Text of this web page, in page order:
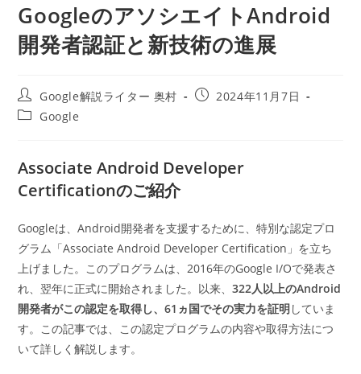
GoogleのアソシエイトAndroid
開発者認証と新技術の進展
投
稿
者:
Google解説ライター 奥村
投
2024年11月7日
投
テ
ゴ
リ
Google
Associate Android Developer
Certificationのご紹介
Googleは、Android開発者を支援するために、特別な認定プロ
グラム「Associate Android Developer Certification」を立ち
上げました。このプログラムは、2016年のGoogle I/Oで発表さ
れ、翌年に正式に開始されました。以来、322人以上のAndroid
開発者がこの認定を取得し、61ヵ国でその実力を証明していま
す。この記事では、この認定プログラムの内容や取得方法につ
いて詳しく解説します。